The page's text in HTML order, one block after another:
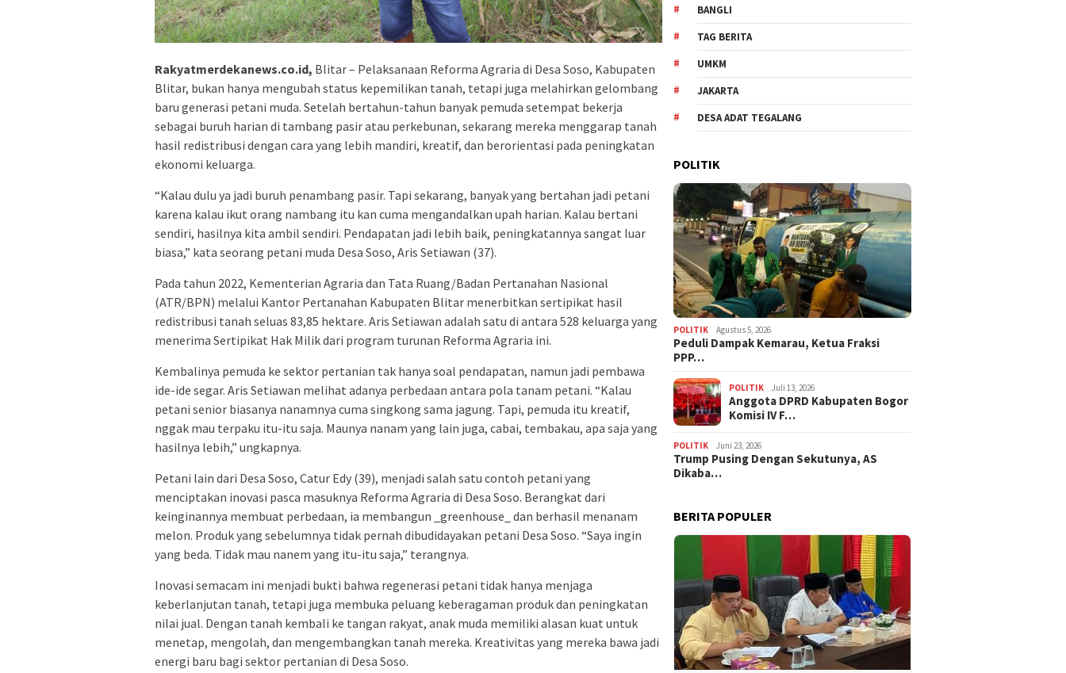
Rakyatmerdekanews.co.id, Blitar – Pelaksanaan Reforma Agraria di Desa Soso, Kabupaten
Blitar, bukan hanya mengubah status kepemilikan tanah, tetapi juga melahirkan gelombang
baru generasi petani muda. Setelah bertahun-tahun banyak pemuda setempat bekerja
sebagai buruh harian di tambang pasir atau perkebunan, sekarang mereka menggarap tanah
hasil redistribusi dengan cara yang lebih mandiri, kreatif, dan berorientasi pada peningkatan
ekonomi keluarga.
“Kalau dulu ya jadi buruh penambang pasir. Tapi sekarang, banyak yang bertahan jadi petani
karena kalau ikut orang nambang itu kan cuma mengandalkan upah harian. Kalau bertani
sendiri, hasilnya kita ambil sendiri. Pendapatan jadi lebih baik, peningkatannya sangat luar
biasa,” kata seorang petani muda Desa Soso, Aris Setiawan (37).
Pada tahun 2022, Kementerian Agraria dan Tata Ruang/Badan Pertanahan Nasional
(ATR/BPN) melalui Kantor Pertanahan Kabupaten Blitar menerbitkan sertipikat hasil
redistribusi tanah seluas 83,85 hektare. Aris Setiawan adalah satu di antara 528 keluarga yang
menerima Sertipikat Hak Milik dari program turunan Reforma Agraria ini.
Kembalinya pemuda ke sektor pertanian tak hanya soal pendapatan, namun jadi pembawa
ide-ide segar. Aris Setiawan melihat adanya perbedaan antara pola tanam petani. “Kalau
petani senior biasanya nanamnya cuma singkong sama jagung. Tapi, pemuda itu kreatif,
nggak mau terpaku itu-itu saja. Maunya nanam yang lain juga, cabai, tembakau, apa saja yang
hasilnya lebih,” ungkapnya.
Petani lain dari Desa Soso, Catur Edy (39), menjadi salah satu contoh petani yang
menciptakan inovasi pasca masuknya Reforma Agraria di Desa Soso. Berangkat dari
keinginannya membuat perbedaan, ia membangun _greenhouse_ dan berhasil menanam
melon. Produk yang sebelumnya tidak pernah dibudidayakan petani Desa Soso. “Saya ingin
yang beda. Tidak mau nanem yang itu-itu saja,” terangnya.
Inovasi semacam ini menjadi bukti bahwa regenerasi petani tidak hanya menjaga
keberlanjutan tanah, tetapi juga membuka peluang keberagaman produk dan peningkatan
nilai jual. Dengan tanah kembali ke tangan rakyat, anak muda memiliki alasan kuat untuk
menetap, mengolah, dan mengembangkan tanah mereka. Kreativitas yang mereka bawa jadi
energi baru bagi sektor pertanian di Desa Soso.
BANGLI
TAG BERITA
UMKM
JAKARTA
DESA ADAT TEGALANG
POLITIK
POLITIK Agustus 5, 2026
‎Peduli Dampak Kemarau, Ketua Fraksi
PPP…
POLITIK Juli 13, 2026
Anggota DPRD Kabupaten Bogor
Komisi IV F…
POLITIK Juni 23, 2026
Trump Pusing Dengan Sekutunya, AS
Dikaba…
BERITA POPULER